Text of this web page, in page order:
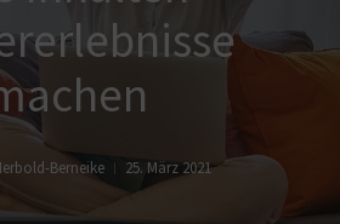
Berneike 25. März 2021